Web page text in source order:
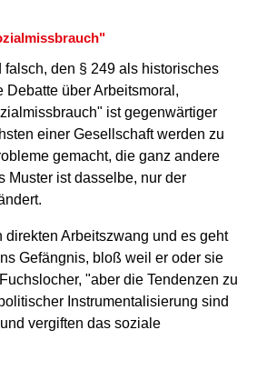
falsch, den § 249 als historisches
Debatte über Arbeitsmoral,
ist gegenwärtiger
einer Gesellschaft werden zu
gemacht, die ganz andere
Muster ist dasselbe, nur der
direkten Arbeitszwang und es geht
Gefängnis, bloß weil er oder sie
"aber die Tendenzen zu
Instrumentalisierung sind
vergiften das soziale